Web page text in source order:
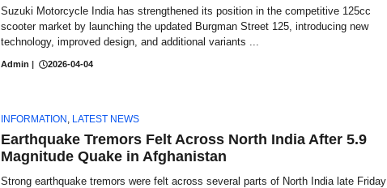
Suzuki Motorcycle India has strengthened its position in the competitive 125cc
scooter market by launching the updated Burgman Street 125, introducing new
technology, improved design, and additional variants ...
Admin 2026-04-04
INFORMATION LATEST NEWS
Earthquake Tremors Felt Across North India After 5.9
Magnitude Quake in Afghanistan
Strong earthquake tremors were felt across several parts of North India late Friday